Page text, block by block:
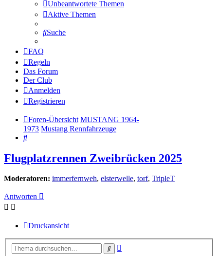
Unbeantwortete Themen
Aktive Themen
Suche
FAQ
Regeln
Das Forum
Der Club
Anmelden
Registrieren
Foren-Übersicht MUSTANG 1964-
1973 Mustang Rennfahrzeuge
Suche
Flugplatzrennen Zweibrücken 2025
Moderatoren: immerfernweh, elsterwelle, torf, TripleT
Antworten
Druckansicht
Suche